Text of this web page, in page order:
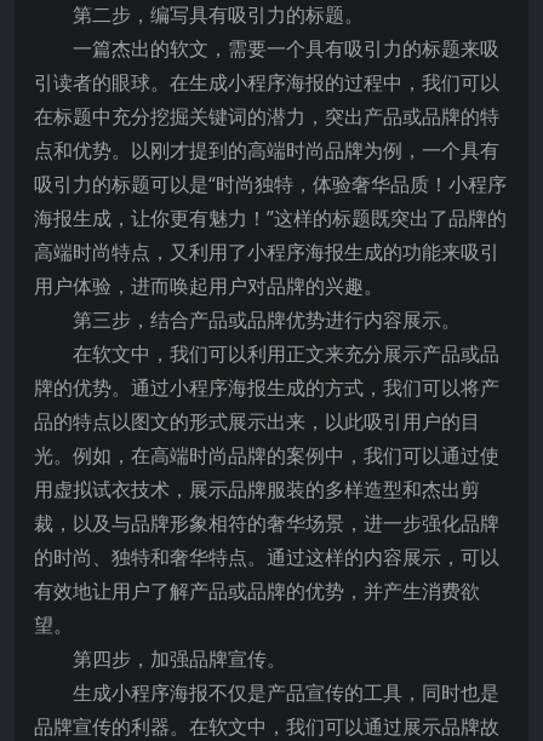
第二步，编写具有吸引力的标题。
一篇杰出的软文，需要一个具有吸引力的标题来吸
引读者的眼球。在生成小程序海报的过程中，我们可以
在标题中充分挖掘关键词的潜力，突出产品或品牌的特
点和优势。以刚才提到的高端时尚品牌为例，一个具有
吸引力的标题可以是“时尚独特，体验奢华品质！小程序
海报生成，让你更有魅力！”这样的标题既突出了品牌的
高端时尚特点，又利用了小程序海报生成的功能来吸引
用户体验，进而唤起用户对品牌的兴趣。
第三步，结合产品或品牌优势进行内容展示。
在软文中，我们可以利用正文来充分展示产品或品
牌的优势。通过小程序海报生成的方式，我们可以将产
品的特点以图文的形式展示出来，以此吸引用户的目
光。例如，在高端时尚品牌的案例中，我们可以通过使
用虚拟试衣技术，展示品牌服装的多样造型和杰出剪
裁，以及与品牌形象相符的奢华场景，进一步强化品牌
的时尚、独特和奢华特点。通过这样的内容展示，可以
有效地让用户了解产品或品牌的优势，并产生消费欲
望。
第四步，加强品牌宣传。
生成小程序海报不仅是产品宣传的工具，同时也是
品牌宣传的利器。在软文中，我们可以通过展示品牌故